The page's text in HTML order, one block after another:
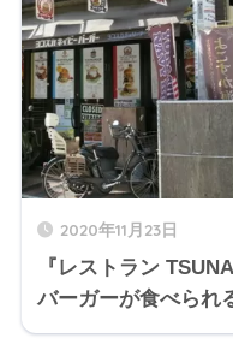
2020年11月23日
『レストラン
バーガーが食べられ